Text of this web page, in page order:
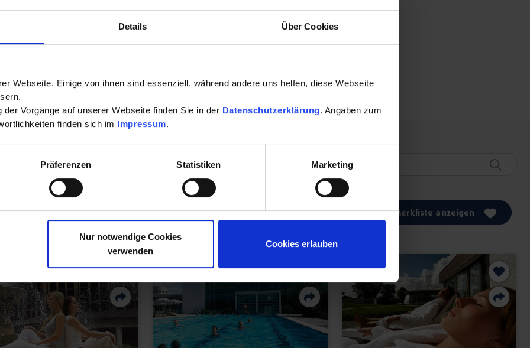
Details Über Cookies
Webseite. Einige von ihnen sind essenziell, während andere uns helfen, diese Webseite
Vorgänge auf unserer Webseite finden Sie in der Datenschutzerklärung. Angaben zum
finden sich im Impressum.
Präferenzen Statistiken Marketing
Nur notwendige Cookies
verwenden
Cookies erlauben
Merkliste anzeigen
KURORT KURORT